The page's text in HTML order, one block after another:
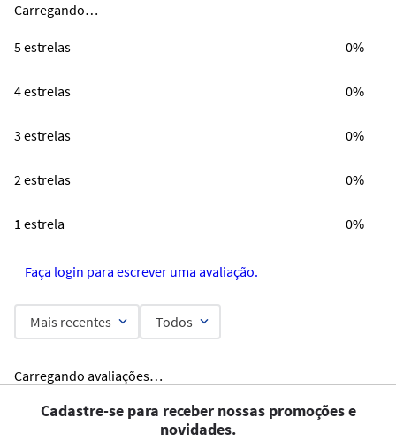
Carregando…
5 estrelas 0%
4 estrelas 0%
3 estrelas 0%
2 estrelas 0%
1 estrela 0%
Faça login para escrever uma avaliação.
Mais recentes Todos
Carregando avaliações…
Cadastre-se para receber nossas promoções e
novidades.